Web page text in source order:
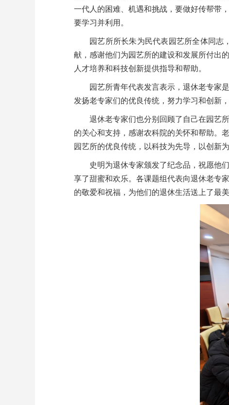
一代人的困难、机遇和挑战，要做好传帮带
要学习并利用。
园艺所所长朱为民代表园艺所全体同
献，感谢他们为园艺所的建设和发展所付出
人才培养和科技创新提供指导和帮助。
园艺所青年代表发言表示，退休老专家
发扬老专家们的优良传统，努力学习和创新
退休老专家们也分别回顾了自己在园艺
的关心和支持，感谢农科院的关怀和帮助。
园艺所的优良传统，以科技为先导，以创新
史明为退休专家颁发了纪念品，祝愿他
享了甜蜜和欢乐。各课题组代表向退休老专
的敬爱和祝福，为他们的退休生活送上了最美